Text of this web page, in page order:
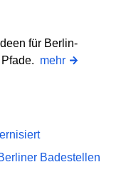
für Berlin-
mehr
Badestellen